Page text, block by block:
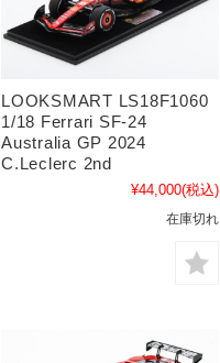
LOOKSMART LS18F1060
1/18 Ferrari SF-24
Australia GP 2024
C.Leclerc 2nd
¥44,000(税込)
在庫切れ